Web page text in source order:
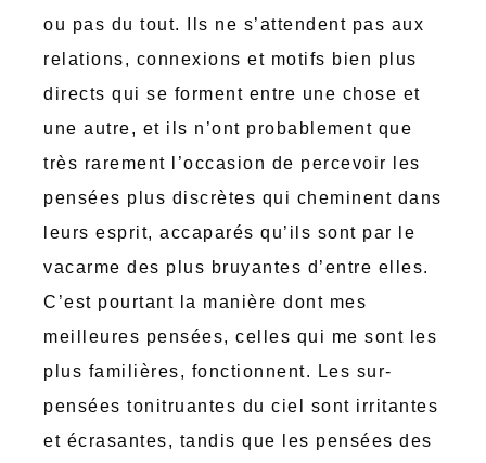
ou pas du tout. Ils ne s’attendent pas aux
relations, connexions et motifs bien plus
directs qui se forment entre une chose et
une autre, et ils n’ont probablement que
très rarement l’occasion de percevoir les
pensées plus discrètes qui cheminent dans
leurs esprit, accaparés qu’ils sont par le
vacarme des plus bruyantes d’entre elles.
C’est pourtant la manière dont mes
meilleures pensées, celles qui me sont les
plus familières, fonctionnent. Les sur-
pensées tonitruantes du ciel sont irritantes
et écrasantes, tandis que les pensées des